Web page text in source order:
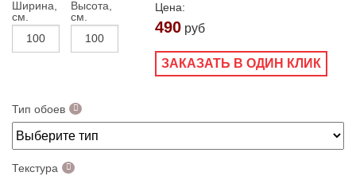
Ширина,
см.
Высота,
см.
Цена:
490 руб
ЗАКАЗАТЬ В ОДИН КЛИК
Тип обоев
Текстура